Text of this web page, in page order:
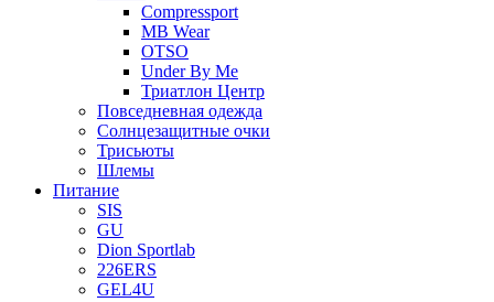
Compressport
MB Wear
OTSO
Under By Me
Триатлон Центр
Повседневная одежда
Солнцезащитные очки
Трисьюты
Шлемы
Питание
SIS
GU
Dion Sportlab
226ERS
GEL4U